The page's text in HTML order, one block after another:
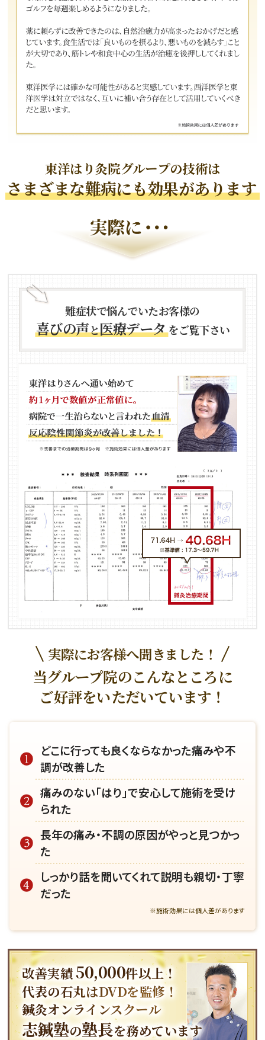
東洋はり灸院グループの技術は
さまざまな難病にも効果があります
難症状で悩んでいたお客様の
喜びの声と医療データをご覧下さい
実際にお客様へ聞きました！
当グループ院のこんなところに
ご好評をいただいています！
どこに行っても良くならなかった痛みや不
調が改善した
痛みのない「はり」で安心して施術を受け
られた
長年の痛み・不調の原因がやっと見つかっ
た
しっかり話を聞いてくれて説明も親切・丁寧
だった
※施術効果には個人差があります
改善実績50,000件以上！
代表の石丸はDVDを監修！
鍼灸オンラインスクール
志鍼塾の塾長を務めています